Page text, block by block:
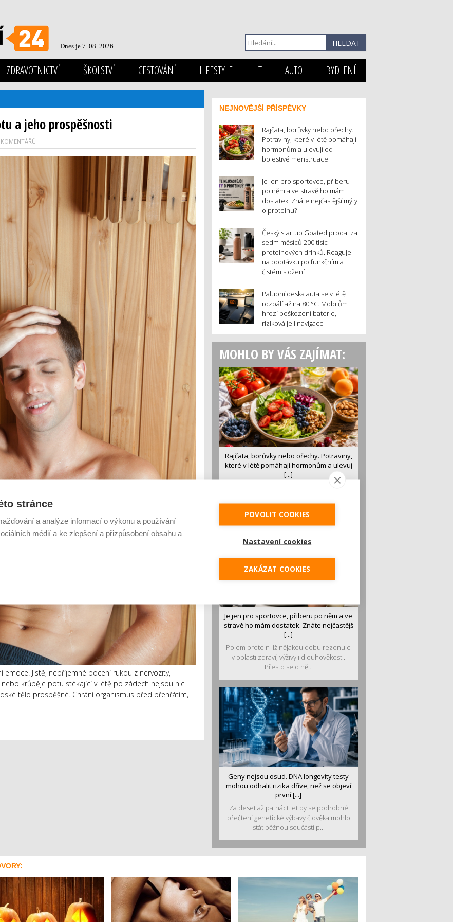
Dnes je 7. 08. 2026
ZDRAVOTNICTVÍ ŠKOLSTVÍ CESTOVÁNÍ LIFESTYLE IT AUTO BYDLENÍ
a jeho prospěšnosti
emoce. Jistě, nepříjemné pocení rukou z nervozity,
krůpěje potu stékající v létě po zádech nejsou nic
tělo prospěšné. Chrání organismus před přehřátím,
NEJNOVĚJŠÍ PŘÍSPĚVKY
Rajčata, borůvky nebo ořechy.
Potraviny, které v létě pomáhají
hormonům a ulevují od
bolestivé menstruace
Je jen pro sportovce, přiberu
po něm a ve stravě ho mám
dostatek. Znáte nejčastější mýty
o proteinu?
Český startup Goated prodal za
sedm měsíců 200 tisíc
proteinových drinků. Reaguje
na poptávku po funkčním a
čistém složení
Palubní deska auta se v létě
rozpálí až na 80 °C. Mobilům
hrozí poškození baterie,
riziková je i navigace
MOHLO BY VÁS ZAJÍMAT:
Rajčata, borůvky nebo ořechy. Potraviny,
které v létě pomáhají hormonům a ulevuj
[...]
luštěniny jsou práv...
Je jen pro sportovce, přiberu po něm a ve
stravě ho mám dostatek. Znáte nejčastějš
[...]
Pojem protein již nějakou dobu rezonuje
v oblasti zdraví, výživy i dlouhověkosti.
Přesto se o ně...
Geny nejsou osud. DNA longevity testy
mohou odhalit rizika dříve, než se objeví
první [...]
Za deset až patnáct let by se podrobné
přečtení genetické výbavy člověka mohlo
stát běžnou součástí p...
stránce
a analýze informací o výkonu a používání
médií a ke zlepšení a přizpůsobení obsahu a
POVOLIT COOKIES
Nastavení cookies
ZAKÁZAT COOKIES